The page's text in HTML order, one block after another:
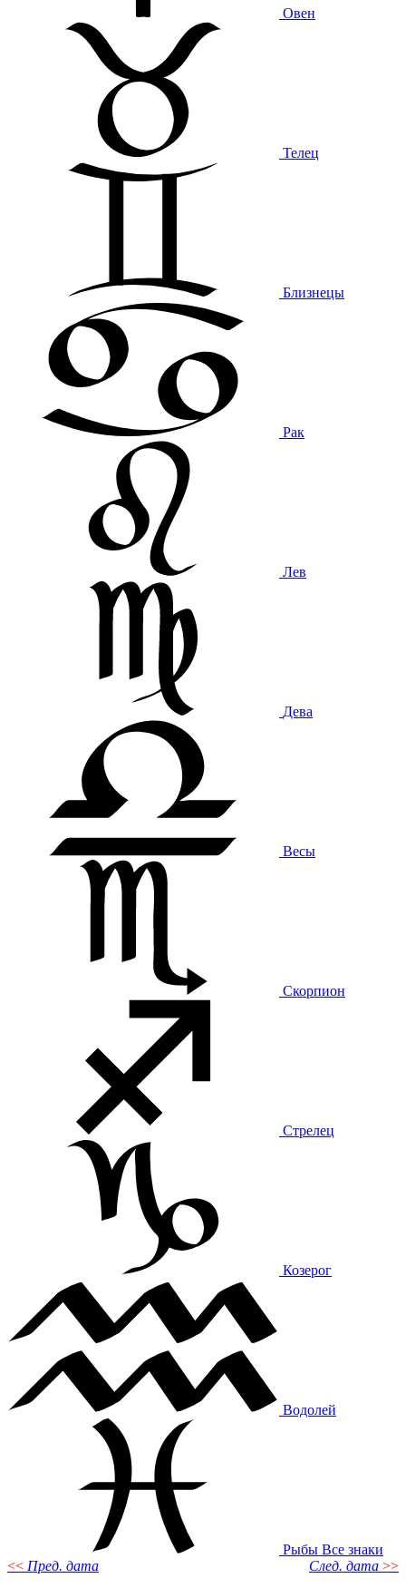
Овен
Телец
Близнецы
Рак
Лев
Дева
Весы
Скорпион
Стрелец
Козерог
Водолей
Рыбы Все знаки
<< Пред. дата След. дата >>